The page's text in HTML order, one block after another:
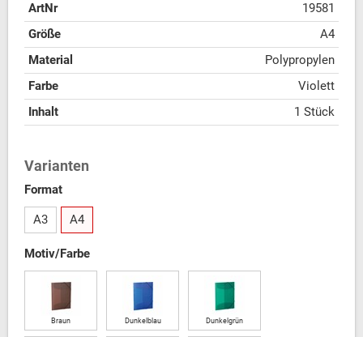
ArtNr
19581
Größe
A4
Material
Polypropylen
Farbe
Violett
Inhalt
1 Stück
Varianten
Format
A3 A4
Motiv/Farbe
Braun Dunkelblau Dunkelgrün